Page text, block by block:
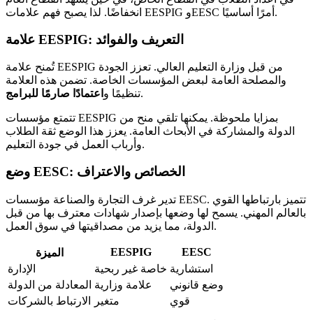
انخفاضًا. لذا يصبح فهم علامات EESPIG وEESC أمرًا أساسيًا.
علامة EESPIG: التعريف والفوائد
تُمنح علامة EESPIG من قبل وزارة التعليم العالي. تعزز الجودة
والمصلحة العامة لبعض المؤسسات الخاصة. تضمن هذه العلامة
تنظيمًا و اعتمادًا صارمًا للبرامج .
تتمتع مؤسسات EESPIG بمزايا ملحوظة. يمكنها تلقي منح من
الدولة والمشاركة في الأبحاث العامة. يعزز هذا الوضع ثقة الطلاب
وأرباب العمل في جودة التعليم.
وضع EESC: الخصائص والاعتراف
تدير غرف التجارة والصناعة مؤسسات EESC. تتميز بارتباطها القوي
بالعالم المهني. يسمح لها وضعها بإصدار شهادات معترف بها من قبل
الدولة، مما يزيد من مصداقيتها في سوق العمل.
الميزة EESPIG
EESC
الإدارة
خاصة غير ربحية استشارية
المعادلة من الدولة علامة وزارية
وضع قانوني
الارتباط بالشركات
متغير قوي